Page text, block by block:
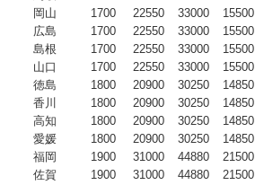
岡山
1700 22550 33000
15500
広島
1700 22550 33000
15500
島根
1700 22550 33000
15500
山口
1700 22550 33000
15500
徳島
1800 20900 30250
14850
香川
1800 20900 30250
14850
高知
1800 20900 30250
14850
愛媛
1800 20900 30250
14850
福岡
1900 31000 44880
21500
佐賀
1900 31000 44880
21500